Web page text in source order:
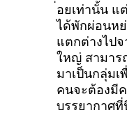
อยเท่านั้น แ
ได้พักผ่อนห
แตกต่างไป
ใหญ่ สามาร
มาเป็นกลุ่ม
คนจะต้องมี
บรรยากาศ